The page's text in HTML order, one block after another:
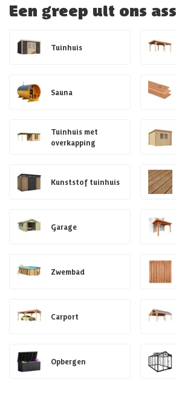
Een greep uit ons
Tuinhuis
Sauna
Tuinhuis met
overkapping
Kunststof tuinhuis
Garage
Zwembad
Carport
Opbergen